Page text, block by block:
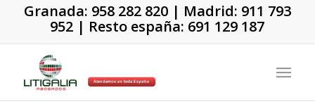
Granada: 958 282 820| Madrid: 911 793
952 | Resto españa: 691 129 187